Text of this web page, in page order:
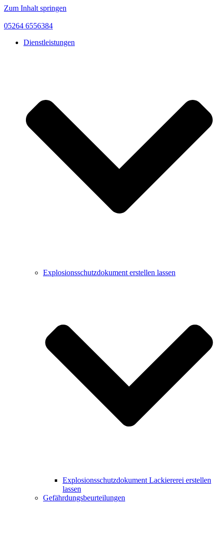
Zum Inhalt springen
05264 6556384
Dienstleistungen
Explosionsschutzdokument erstellen lassen
Explosionsschutzdokument Lackiererei erstellen
lassen
Gefährdungsbeurteilungen